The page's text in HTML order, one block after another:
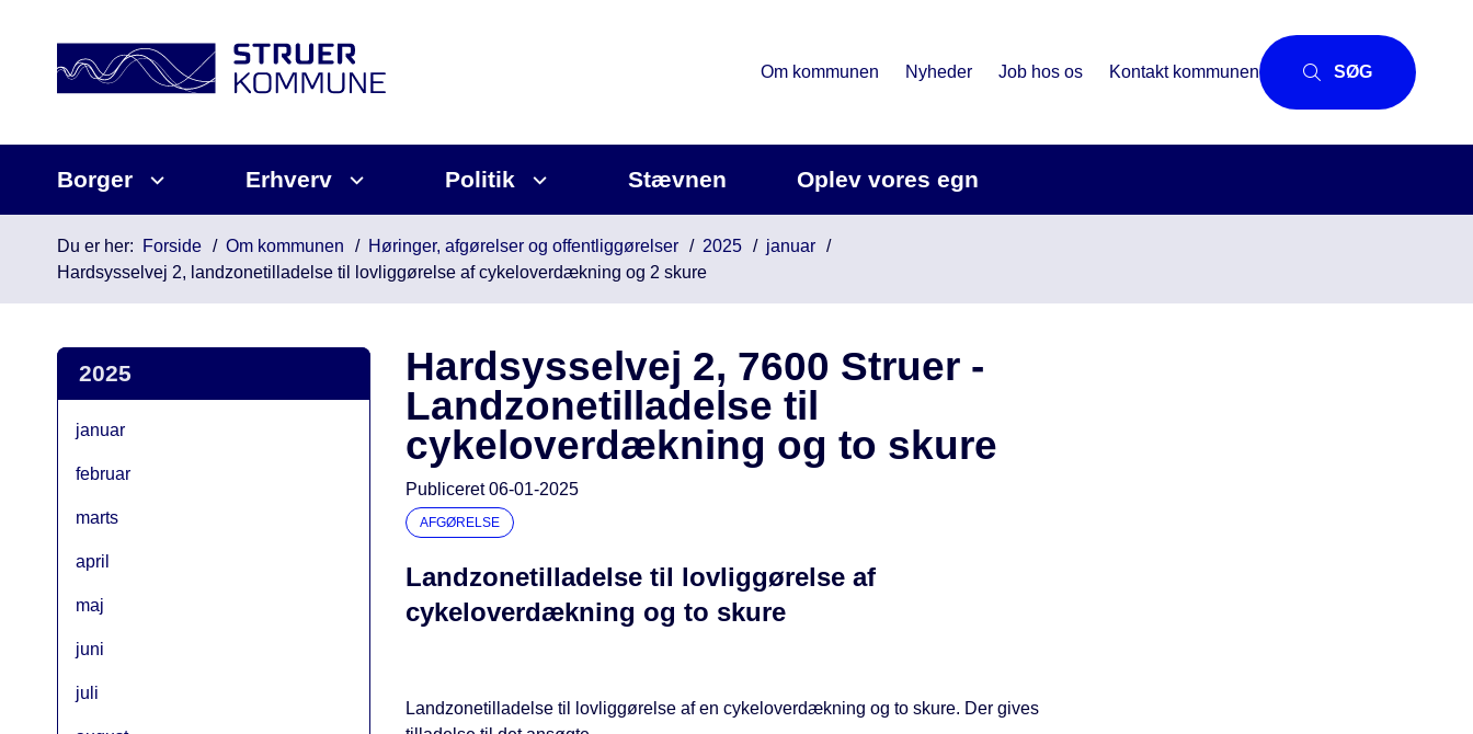
Om kommunen Nyheder Job hos os Kontakt kommunen SØG
Borger Erhverv Politik Stævnen Oplev vores egn
Du er her: Forside Om kommunen Høringer, afgørelser og offentliggørelser 2025
januar
Hardsysselvej 2, landzonetilladelse til lovliggørelse af cykeloverdækning og 2 skure
2025
januar
februar
marts
april
maj
juni
juli
Hardsysselvej 2, 7600 Struer -
Landzonetilladelse til
cykeloverdækning og to skure
Publiceret06-01-2025
AFGØRELSE
Landzonetilladelse til lovliggørelse af
cykeloverdækning og to skure
Landzonetilladelse til lovliggørelse af en cykeloverdækning og to skure. Der gives